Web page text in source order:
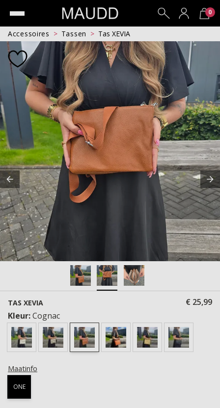
0
Accessoires Tassen Tas XEVIA
TAS XEVIA
€ 25,99
Kleur:Cognac
Maatinfo
ONE